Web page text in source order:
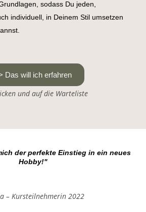
sodass Du jeden,
individuell, in Deinem Stil umsetzen
Das will ich erfahren
und auf die Warteliste
der perfekte Einstieg in ein neues
Hobby!"
– Kursteilnehmerin 2022